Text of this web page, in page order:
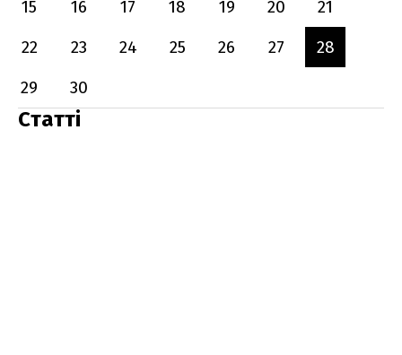
15
16 17 18 19 20
21
22
23 24 25 26 27
28
29
30
Статті